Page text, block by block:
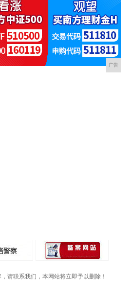
广告
请联系我们，本网站将立即予以删除！